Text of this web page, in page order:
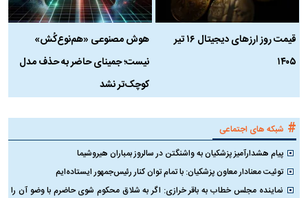
قیمت روز ارز‌های دیجیتال ۱۶ تیر
۱۴۰۵
هوش مصنوعی «هم‌نوع‌کُش»
نیست؛ جمینای حاضر به حذف مدل
کوچک‌تر نشد
# شبکه های اجتماعی
پیام هشدارآمیز پزشکیان به واشنگتن در سالروز بمباران هیروشیما
توئیت معنادار معاون پزشکیان: با تمام توان کنار رئیس‌جمهور ایستاده‌ایم
نماینده مجلس خطاب به باقر خرازی: اگر به شلاق محکوم شوی حاضرم با وضو آن را